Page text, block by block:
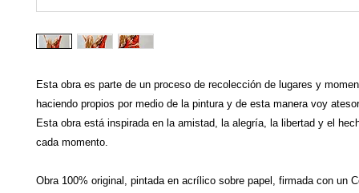
Esta obra es parte de un proceso de recolección de lugares y
haciendo propios por medio de la pintura y de esta manera voy
Esta obra está inspirada en la amistad, la alegría, la libertad y el
cada momento.
Obra 100% original, pintada en acrílico sobre papel, firmada con un